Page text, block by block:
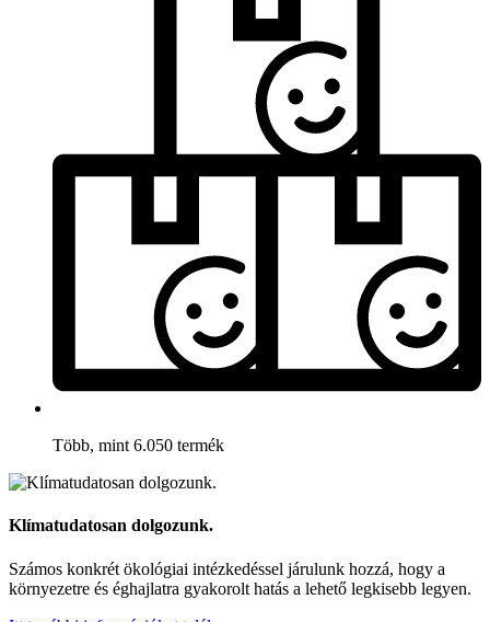
Több, mint 6.050 termék
Klímatudatosan dolgozunk.
Számos konkrét ökológiai intézkedéssel járulunk hozzá, hogy a
környezetre és éghajlatra gyakorolt hatás a lehető legkisebb legyen.